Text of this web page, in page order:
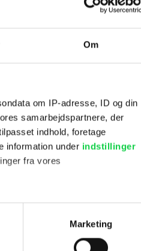
Om
om IP-adresse, ID og din
samarbejdspartnere, der
indhold, foretage
information under indstillinger
fra vores
meter
Marketing